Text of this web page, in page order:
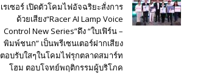
เรเซอร์ เปิดตัวโคมไฟอัจฉริยะสั่งการ
ด้วยเสียง“Racer AI Lamp Voice
Control New Series”ดึง “ใบเฟิร์น –
พิมพ์ชนก” เป็นพรีเซนเตอร์ฝากเสียง
ตอบรับใสๆในโคมไฟรุกตลาดสมาร์ท
โฮม ตอบโจทย์พฤติกรรมผู้บริโภค